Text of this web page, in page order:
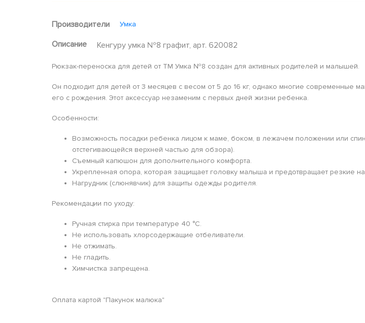
Производители Умка
Описание Кенгуру умка №8 графит, арт. 620082
Рюкзак-переноска для детей от ТМ Умка №8 создан для активных родителей и малышей.
Он подходит для детей от 3 месяцев с весом от 5 до 16 кг, однако многие современные
его с рождения. Этот аксессуар незаменим с первых дней жизни ребенка.
Особенности:
Возможность посадки ребенка лицом к маме, боком, в лежачем положении или
отстегивающейся верхней частью для обзора).
Съемный капюшон для дополнительного комфорта.
Укрепленная опора, которая защищает головку малыша и предотвращает резкие
Нагрудник (слюнявчик) для защиты одежды родителя.
Рекомендации по уходу:
Ручная стирка при температуре 40 °C.
Не использовать хлорсодержащие отбеливатели.
Не отжимать.
Не гладить.
Химчистка запрещена.
Оплата картой "Пакунок малюка"